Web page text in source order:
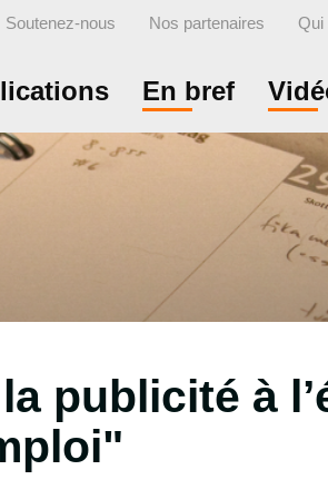
Soutenez-nous Nos partenaires Qui
En bref
publicité à